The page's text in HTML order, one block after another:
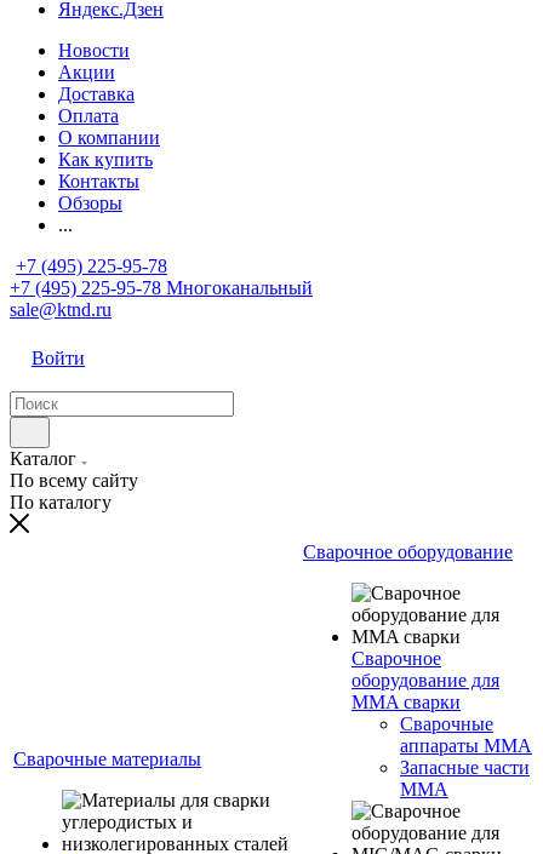
Яндекс.Дзен
Новости
Акции
Доставка
Оплата
О компании
Как купить
Контакты
Обзоры
...
+7 (495) 225-95-78
+7 (495) 225-95-78 Многоканальный
sale@ktnd.ru
Войти
Каталог
По всему сайту
По каталогу
Сварочные материалы
Сварочное оборудование
Сварочное
оборудование для
MMA сварки
Сварочные
аппараты MMA
Запасные части
MMA